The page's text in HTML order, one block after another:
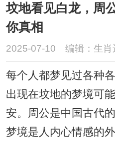
坟地看见白龙，周
你真相
2025-07-10 编辑：生
每个人都梦见过各种
出现在坟地的梦境可
安。周公是中国古代
梦境是人内心情感的